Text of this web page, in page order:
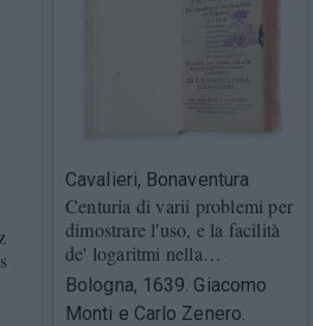
Cavalieri, Bonaventura
Centuria di varii problemi per
dimostrare l'uso, e la facilità
de' logaritmi nella…
Bologna, 1639. Giacomo
Monti e Carlo Zenero.